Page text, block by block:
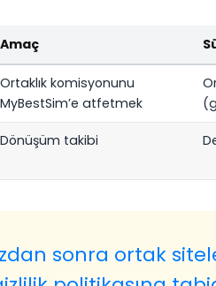
Amaç
Ortaklık komisyonunu
MyBestSim’e atfetmek
Dönüşüm takibi
sonra ortak